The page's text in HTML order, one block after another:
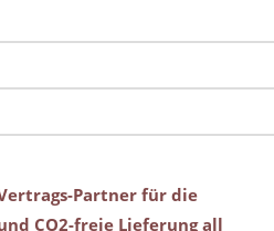
Partner für die
CO2-freie Lieferung all